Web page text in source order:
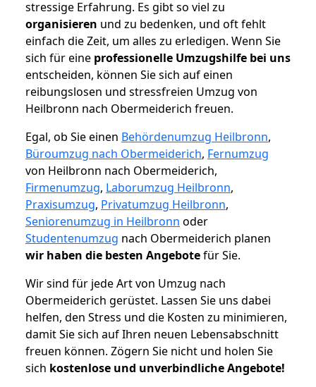
stressige Erfahrung. Es gibt so viel zu
organisieren und zu bedenken, und oft fehlt
einfach die Zeit, um alles zu erledigen. Wenn Sie
sich für eine professionelle Umzugshilfe bei uns
entscheiden, können Sie sich auf einen
reibungslosen und stressfreien Umzug von
Heilbronn nach Obermeiderich freuen.
Egal, ob Sie einen Behördenumzug Heilbronn,
Büroumzug nach Obermeiderich, Fernumzug
von Heilbronn nach Obermeiderich,
Firmenumzug, Laborumzug Heilbronn,
Praxisumzug, Privatumzug Heilbronn,
Seniorenumzug in Heilbronn oder
Studentenumzug nach Obermeiderich planen
wir haben die besten Angebotefür Sie.
Wir sind für jede Art von Umzug nach
Obermeiderich gerüstet. Lassen Sie uns dabei
helfen, den Stress und die Kosten zu minimieren,
damit Sie sich auf Ihren neuen Lebensabschnitt
freuen können. Zögern Sie nicht und holen Sie
sich kostenlose und unverbindliche Angebote!